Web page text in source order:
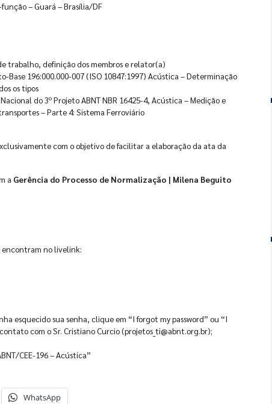
– Guará – Brasília/DF
trabalho, definição dos membros e relator(a)
Base 196:000.000-007 (ISO 10847:1997) Acústica – Determinação
os tipos
do 3º Projeto ABNT NBR 16425-4, Acústica – Medição e
– Parte 4: Sistema Ferroviário
com o objetivo de facilitar a elaboração da ata da
a Gerência do Processo de Normalização | Milena Beguito
encontram no livelink:
esquecido sua senha, clique em “I forgot my password” ou “I
com o Sr. Cristiano Curcio (projetos_ti@abnt.org.br);
CEE-196 – Acústica”
WhatsApp